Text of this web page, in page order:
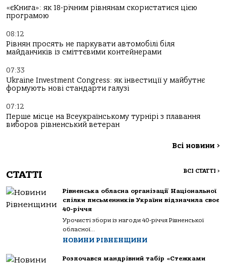
«єКнига»: як 18-річним рівнянам скористатися цією
програмою
08:12
Рівнян просять не паркувати автомобілі біля
майданчиків із сміттєвими контейнерами
07:33
Ukraine Investment Congress: як інвестиції у майбутнє
формують нові стандарти галузі
07:12
Перше місце на Всеукраїнському турнірі з плавання
виборов рівненський ветеран
Всі новини >
СТАТТІ ВСІ СТАТТІ >
Рівненська обласна організації Національної
спілки письменників України відзначила своє
40-річчя
Урочисті збори із нагоди 40-річчя Рівненської
обласної...
НОВИНИ РІВНЕНЩИНИ
Розпочався мандрівний табір «Стежками